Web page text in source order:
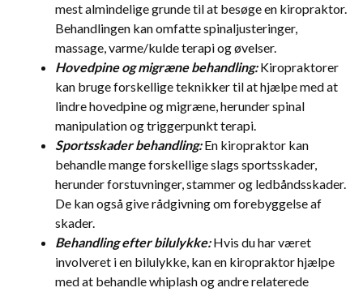
mest almindelige grunde til at besøge en kiropraktor.
Behandlingen kan omfatte spinaljusteringer,
massage, varme/kulde terapi og øvelser.
Hovedpine og migræne behandling:Kiropraktorer
kan bruge forskellige teknikker til at hjælpe med at
lindre hovedpine og migræne, herunder spinal
manipulation og triggerpunkt terapi.
Sportsskader behandling:En kiropraktor kan
behandle mange forskellige slags sportsskader,
herunder forstuvninger, stammer og ledbåndsskader.
De kan også give rådgivning om forebyggelse af
skader.
Behandling efter bilulykke:Hvis du har været
involveret i en bilulykke, kan en kiropraktor hjælpe
med at behandle whiplash og andre relaterede